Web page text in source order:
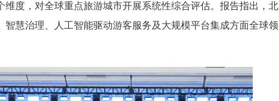
维度，对全球重点旅游城市开展系统性综合评估。报告指出，北
智慧治理、人工智能驱动游客服务及大规模平台集成方面全球领